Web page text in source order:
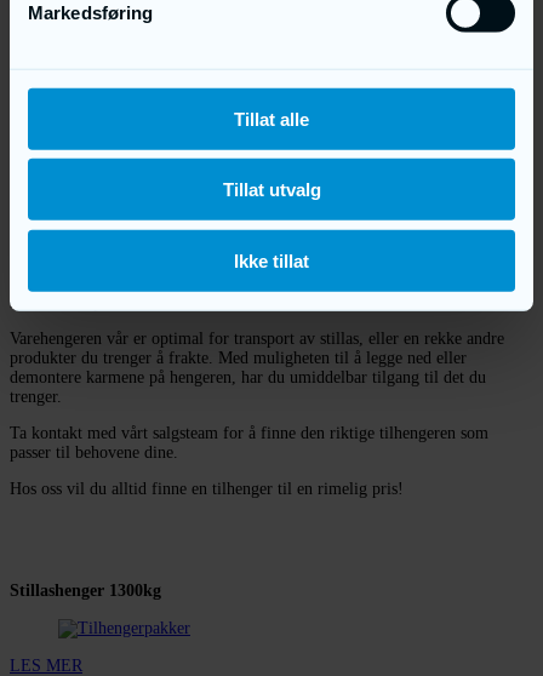
Markedsføring
Tillat alle
Tillat utvalg
Ikke tillat
Tilhenger til salgs
korrekt lagring kan samtidig være med på å forlenge levetiden på ditt
stillas. Med våre tilhengere egnet spesielt for stillas, kan du enkelt
tildele en fast plass til hver stillasdel. Vi tilbyr fire forskjellige tilhenger
alternativer, som gir deg en effektiv og enkel måte å transportere
Stillashengere er skapt for transport og oppbevaring av stillas. Oppsettet av
disse tilhengere er intuitivt, slik at du får raskt tilgang til alle de nødvendige
under hele transporten. For ytterligere oppbevaring finnes det en kasse i
innenfor en passe rekkevidde.
Varehengeren vår er optimal for transport av stillas, eller en rekke andre
produkter du trenger å frakte. Med muligheten til å legge ned eller
demontere karmene på hengeren, har du umiddelbar tilgang til det du
trenger.
Ta kontakt med vårt salgsteam for å finne den riktige tilhengeren som
passer til behovene dine.
Hos oss vil du alltid finne en tilhenger til en rimelig pris!
Stillashenger 1300kg
LES MER